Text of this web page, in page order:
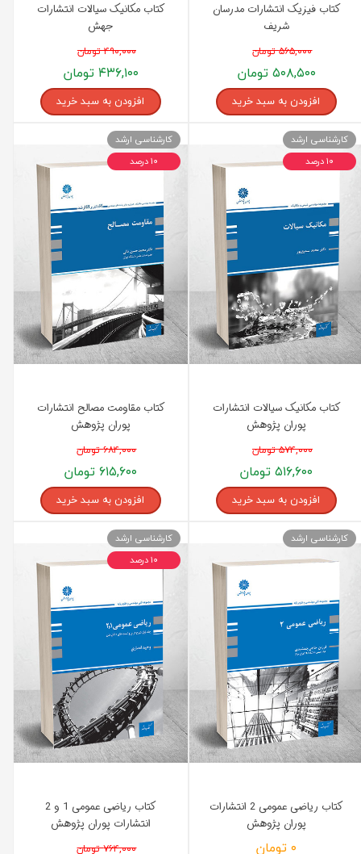
کتاب فیزیک انتشارات مدرسان
شریف
۵۶۵,۰۰۰ تومان
۵۰۸,۵۰۰ تومان
افزودن به سبد خرید
کتاب مکانیک سیالات انتشارات
جهش
۴۹۰,۰۰۰ تومان
۴۳۶,۱۰۰ تومان
افزودن به سبد خرید
کتاب مکانیک سیالات انتشارات
پوران پژوهش
۵۷۴,۰۰۰ تومان
۵۱۶,۶۰۰ تومان
افزودن به سبد خرید
کارشناسی ارشد
۱۰ درصد
کتاب مقاومت مصالح انتشارات
پوران پژوهش
۶۸۴,۰۰۰ تومان
۶۱۵,۶۰۰ تومان
افزودن به سبد خرید
کارشناسی ارشد
۱۰ درصد
کتاب ریاضی عمومی 2 انتشارات
پوران پژوهش
۰ تومان
کارشناسی ارشد
کتاب ریاضی عمومی 1 و 2
انتشارات پوران پژوهش
۷۶۴,۰۰۰ تومان
کارشناسی ارشد
۱۰ درصد